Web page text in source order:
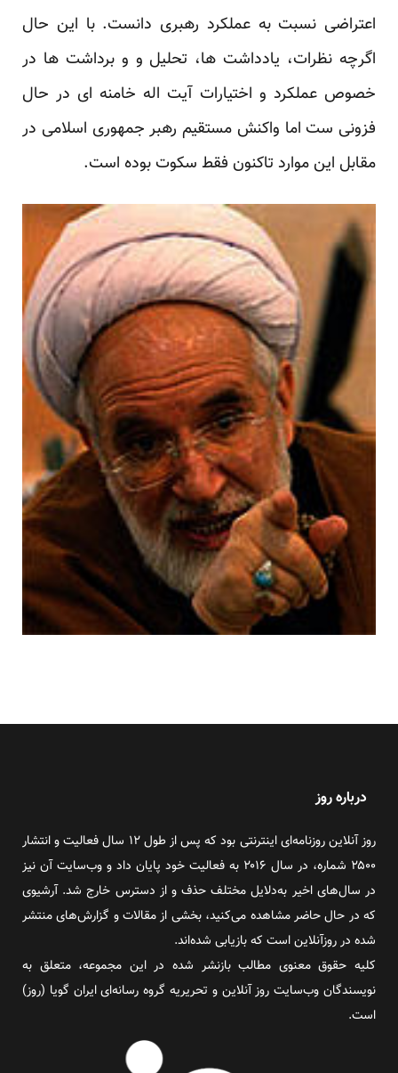
اعتراضی نسبت به عملکرد رهبری دانست. با این حال
اگرچه نظرات، یادداشت ها، تحلیل و و برداشت ها در
خصوص عملکرد و اختیارات آیت اله خامنه ای در حال
فزونی ست اما واکنش مستقیم رهبر جمهوری اسلامی در
مقابل این موارد تاکنون فقط سکوت بوده است.
درباره روز
روز آنلاین روزنامه‌ای اینترنتی بود که پس از طول ۱۲ سال فعالیت و انتشار
۲۵۰۰ شماره، در سال ۲۰۱۶ به فعالیت خود پایان داد و وب‌سایت آن نیز
در سال‌های اخیر به‌دلایل مختلف حذف و از دسترس خارج شد. آرشیوی
که در حال حاضر مشاهده می‌کنید، بخشی از مقالات و گزارش‌های منتشر
شده در روزآنلاین است که بازیابی شده‌اند.
کلیه حقوق معنوی مطالب بازنشر شده در این مجموعه، متعلق به
نویسندگان وب‌سایت روز آنلاین و تحریریه گروه رسانه‌ای ایران گویا (روز)
است.